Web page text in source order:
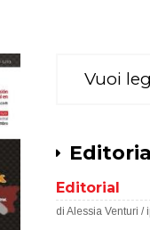
Vuoi
Editorial
di Alessia Venturi /